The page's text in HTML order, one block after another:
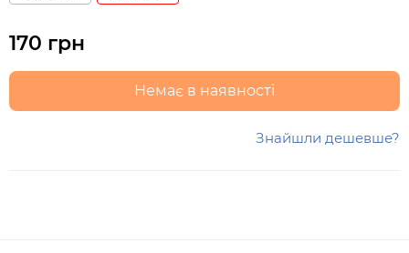
170 грн
Немає в наявності
Знайшли дешевше?